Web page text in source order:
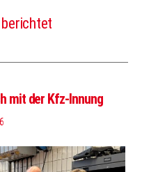
mit der Kfz-Innung